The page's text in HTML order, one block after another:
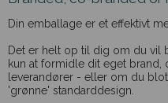
Din emballage er et effektivt
Det er helt op til dig om du vil
kun at formidle dit eget
leverandører - eller om du
'grønne' standarddesign.